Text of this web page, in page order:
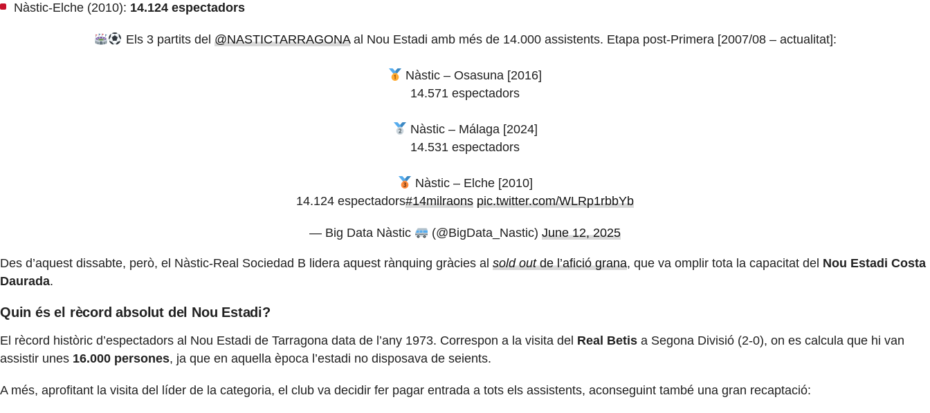
Nàstic-Elche (2010): 14.124 espectadors
Els 3 partits del @NASTICTARRAGONAal Nou Estadi amb més de 14.000 assistents. Etapa post-Primera [2007/08 – actualitat]:
Nàstic – Osasuna [2016]
14.571 espectadors
Nàstic – Málaga [2024]
14.531 espectadors
Nàstic – Elche [2010]
14.124 espectadors#14milraons pic.twitter.com/WLRp1rbbYb
— Big Data Nàstic (@BigData_Nastic)June 12, 2025
Des d’aquest dissabte, però, el Nàstic-Real Sociedad B lidera aquest rànquing gràcies al sold outde l’afició grana, que va omplir tota la capacitat del Nou Estadi Costa
Daurada.
Quin és el rècord absolut del Nou Estadi?
El rècord històric d’espectadors al Nou Estadi de Tarragona data de l’any 1973. Correspon a la visita del Real Betis a Segona Divisió (2-0), on es calcula que hi van
assistir unes 16.000 persones, ja que en aquella època l’estadi no disposava de seients.
A més, aprofitant la visita del líder de la categoria, el club va decidir fer pagar entrada a tots els assistents, aconseguint també una gran recaptació: